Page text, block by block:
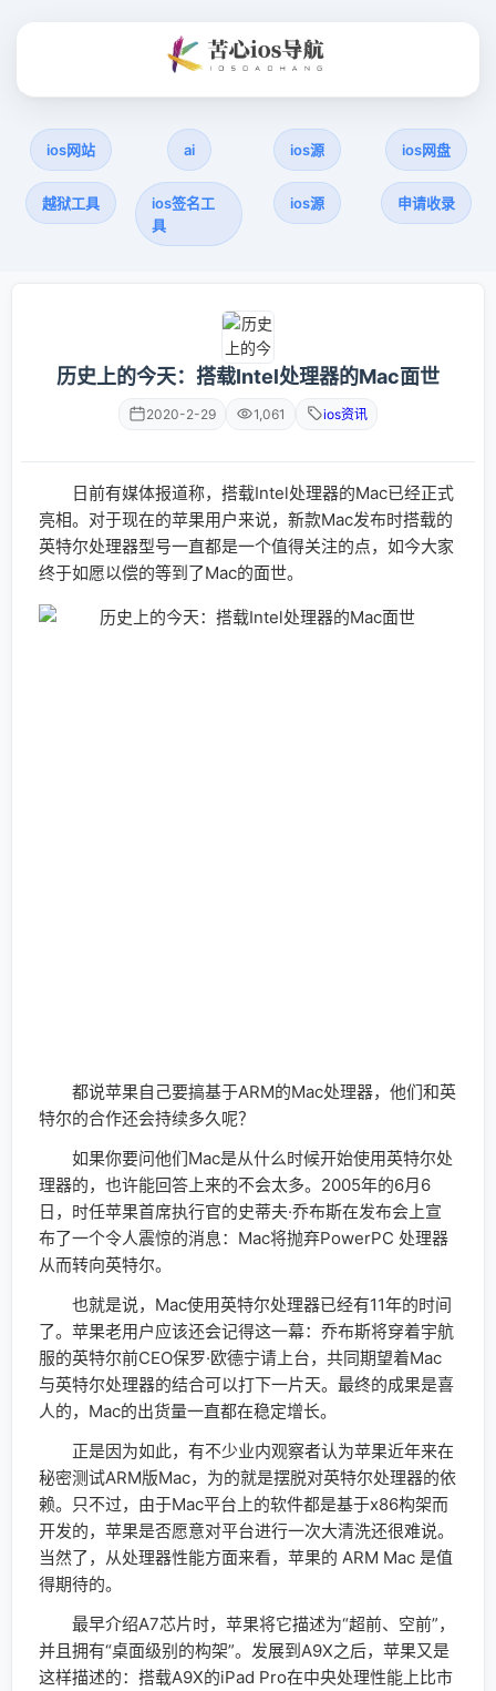
ios网站 ai ios源 ios网盘
越狱工具
ios签名工
具
ios源 申请收录
历史上的今天：搭载Intel处理器的Mac面世
2020-2-29 1,061 ios资讯
日前有媒体报道称，搭载Intel处理器的Mac已经正式
亮相。对于现在的苹果用户来说，新款Mac发布时搭载的
英特尔处理器型号一直都是一个值得关注的点，如今大家
终于如愿以偿的等到了Mac的面世。
都说苹果自己要搞基于ARM的Mac处理器，他们和英
特尔的合作还会持续多久呢？
如果你要问他们Mac是从什么时候开始使用英特尔处
理器的，也许能回答上来的不会太多。2005年的6月6
日，时任苹果首席执行官的史蒂夫·乔布斯在发布会上宣
布了一个令人震惊的消息：Mac将抛弃PowerPC 处理器
从而转向英特尔。
也就是说，Mac使用英特尔处理器已经有11年的时间
了。苹果老用户应该还会记得这一幕：乔布斯将穿着宇航
服的英特尔前CEO保罗·欧德宁请上台，共同期望着Mac
与英特尔处理器的结合可以打下一片天。最终的成果是喜
人的，Mac的出货量一直都在稳定增长。
正是因为如此，有不少业内观察者认为苹果近年来在
秘密测试ARM版Mac，为的就是摆脱对英特尔处理器的依
赖。只不过，由于Mac平台上的软件都是基于x86构架而
开发的，苹果是否愿意对平台进行一次大清洗还很难说。
当然了，从处理器性能方面来看，苹果的 ARM Mac 是值
得期待的。
最早介绍A7芯片时，苹果将它描述为“超前、空前”，
并且拥有“桌面级别的构架”。发展到A9X之后，苹果又是
这样描述的：搭载A9X的iPad Pro在中央处理性能上比市